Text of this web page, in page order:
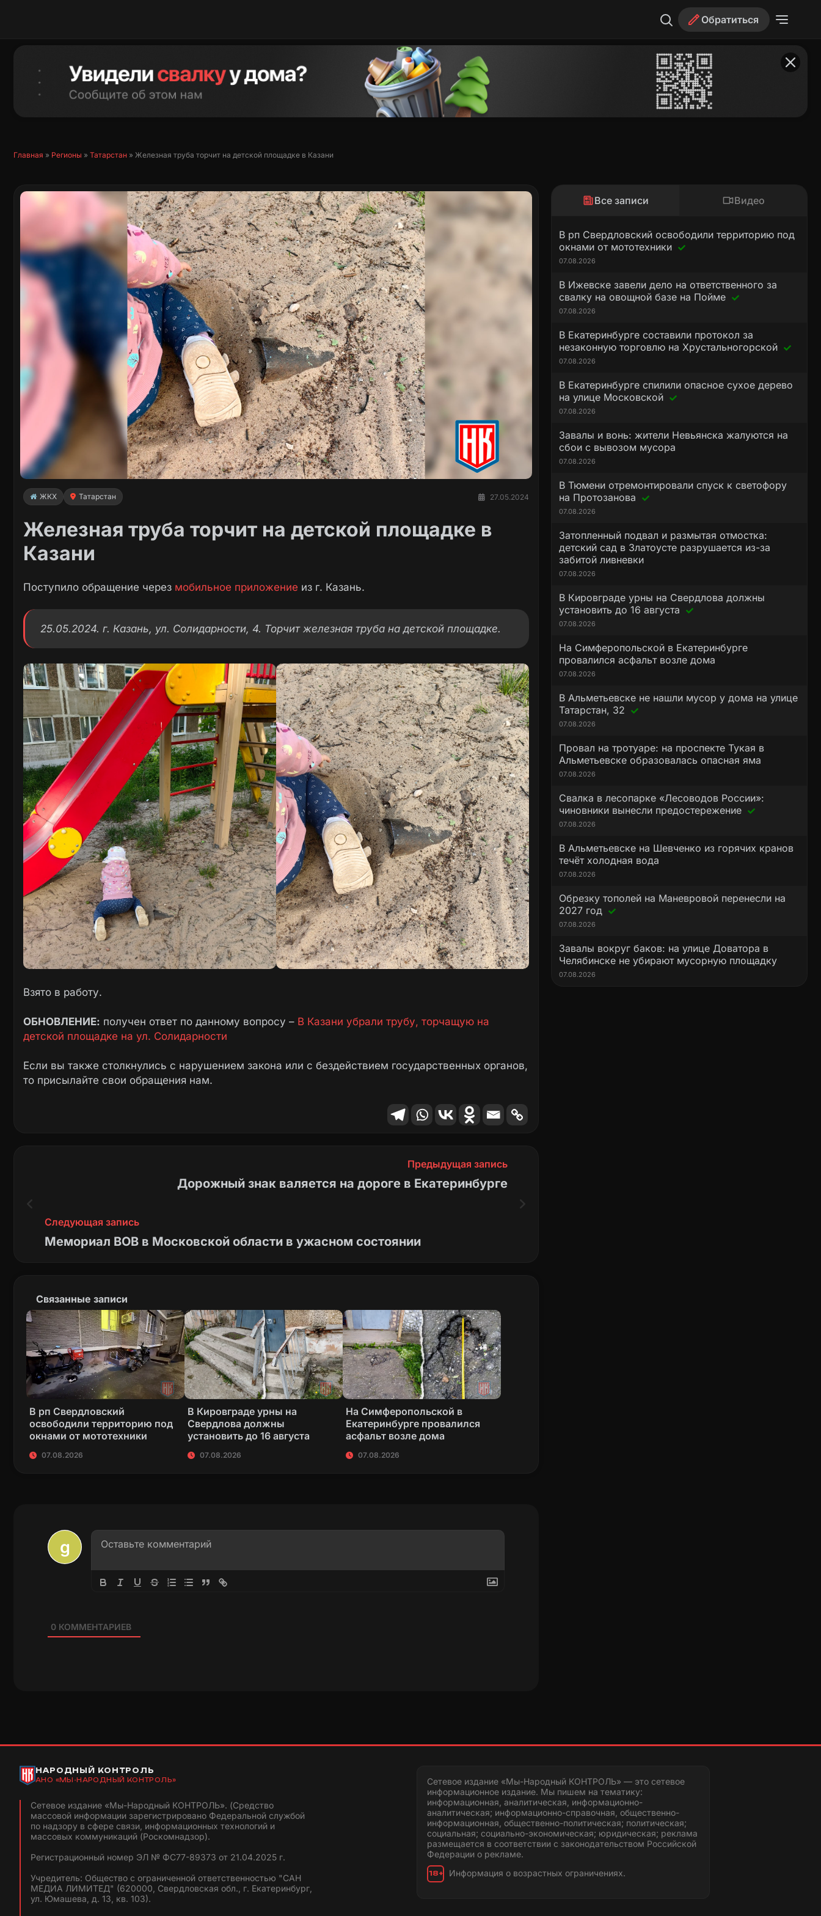
Обратиться
Главная » Регионы » Татарстан » Железная труба торчит на детской площадке в Казани
ЖКХ Татарстан 27.05.2024
Железная труба торчит на детской площадке в
Казани
Поступило обращение через мобильное приложение из г. Казань.
25.05.2024. г. Казань, ул. Солидарности, 4. Торчит железная труба на детской площадке.
Взято в работу.
ОБНОВЛЕНИЕ: получен ответ по данному вопросу – В Казани убрали трубу, торчащую на
детской площадке на ул. Солидарности
Если вы также столкнулись с нарушением закона или с бездействием государственных органов,
то присылайте свои обращения нам.
Предыдущая запись
Дорожный знак валяется на дороге в Екатеринбурге
Следующая запись
Мемориал ВОВ в Московской области в ужасном состоянии
Связанные записи
В рп Свердловский
освободили территорию под
окнами от мототехники
07.08.2026
В Кировграде урны на
Свердлова должны
установить до 16 августа
07.08.2026
На Симферопольской в
Екатеринбурге провалился
асфальт возле дома
07.08.2026
0КОММЕНТАРИЕВ
Все записи Видео
В рп Свердловский освободили территорию под
окнами от мототехники
07.08.2026
В Ижевске завели дело на ответственного за
свалку на овощной базе на Пойме
07.08.2026
В Екатеринбурге составили протокол за
незаконную торговлю на Хрустальногорской
07.08.2026
В Екатеринбурге спилили опасное сухое дерево
на улице Московской
07.08.2026
Завалы и вонь: жители Невьянска жалуются на
сбои с вывозом мусора
07.08.2026
В Тюмени отремонтировали спуск к светофору
на Протозанова
07.08.2026
Затопленный подвал и размытая отмостка:
детский сад в Златоусте разрушается из-за
забитой ливневки
07.08.2026
В Кировграде урны на Свердлова должны
установить до 16 августа
07.08.2026
На Симферопольской в Екатеринбурге
провалился асфальт возле дома
07.08.2026
В Альметьевске не нашли мусор у дома на улице
Татарстан, 32
07.08.2026
Провал на тротуаре: на проспекте Тукая в
Альметьевске образовалась опасная яма
07.08.2026
Свалка в лесопарке «Лесоводов России»:
чиновники вынесли предостережение
07.08.2026
В Альметьевске на Шевченко из горячих кранов
течёт холодная вода
07.08.2026
Обрезку тополей на Маневровой перенесли на
2027 год
07.08.2026
Завалы вокруг баков: на улице Доватора в
Челябинске не убирают мусорную площадку
07.08.2026
НАРОДНЫЙ КОНТРОЛЬ
АНО «МЫ-НАРОДНЫЙ КОНТРОЛЬ»
Сетевое издание «Мы-Народный КОНТРОЛЬ». (Средство
массовой информации зарегистрировано Федеральной службой
по надзору в сфере связи, информационных технологий и
массовых коммуникаций (Роскомнадзор).
Регистрационный номер ЭЛ № ФС77-89373 от 21.04.2025 г.
Учредитель: Общество с ограниченной ответственностью "САН
МЕДИА ЛИМИТЕД" (620000, Свердловская обл., г. Екатеринбург,
ул. Юмашева, д. 13, кв. 103).
Сетевое издание «Мы-Народный КОНТРОЛЬ» — это сетевое
информационное издание. Мы пишем на тематику:
информационная, аналитическая, информационно-
аналитическая; информационно-справочная, общественно-
информационная, общественно-политическая; политическая;
социальная; социально-экономическая; юридическая; реклама
размещается в соответствии с законодательством Российской
Федерации о рекламе.
18+ Информация о возрастных ограничениях.